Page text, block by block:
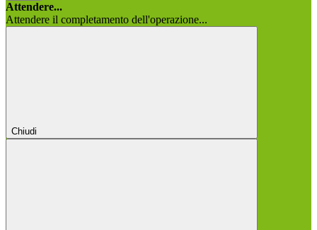
Attendere...
Attendere il completamento dell'operazione...
Chiudi